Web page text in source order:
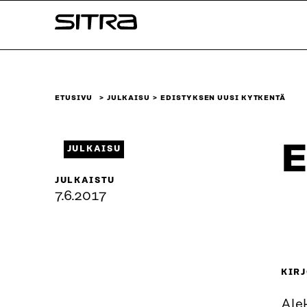
sisältöön
Sitra
ETUSIVU JULKAISU EDISTYKSEN UUSI KYTKENTÄ
JULKAISU
JULKAISTU
7.6.2017